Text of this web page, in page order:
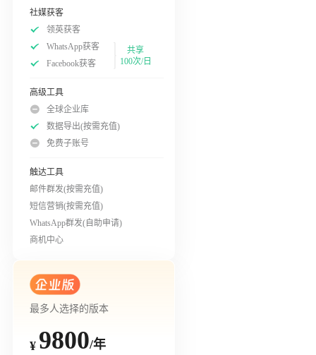
社媒获客
领英获客
WhatsApp获客
Facebook获客
共享
100次/日
高级工具
全球企业库
数据导出(按需充值)
免费子账号
触达工具
邮件群发(按需充值)
短信营销(按需充值)
WhatsApp群发(自助申请)
商机中心
最多人选择的版本
¥ 9800/年